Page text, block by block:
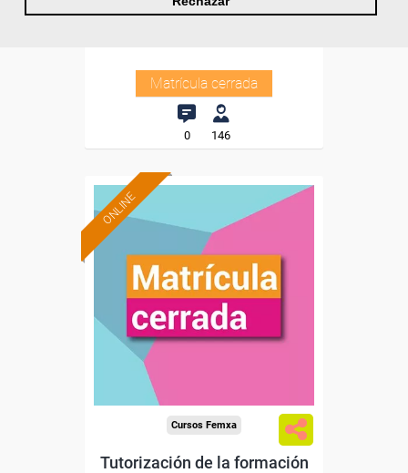
20 horas
Matrícula cerrada
0 146
ONLINE
Cursos Femxa
Tutorización de la formación